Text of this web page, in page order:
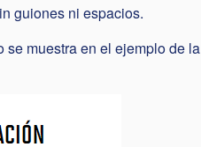
guiones ni espacios.
se muestra en el ejemplo de la